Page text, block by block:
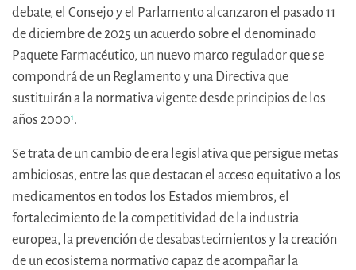
debate, el Consejo y el Parlamento alcanzaron el pasado 11
de diciembre de 2025 un acuerdo sobre el denominado
Paquete Farmacéutico, un nuevo marco regulador que se
compondrá de un Reglamento y una Directiva que
sustituirán a la normativa vigente desde principios de los
años 20001.
Se trata de un cambio de era legislativa que persigue metas
ambiciosas, entre las que destacan el acceso equitativo a los
medicamentos en todos los Estados miembros, el
fortalecimiento de la competitividad de la industria
europea, la prevención de desabastecimientos y la creación
de un ecosistema normativo capaz de acompañar la